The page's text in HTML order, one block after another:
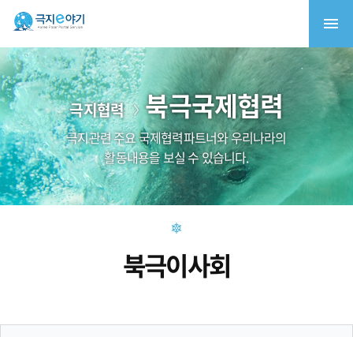
극지협력 북극국제협력
극지관련 주요 국제협력파트너와 우리나라의
활동내용을 보실 수 있습니다.
북극이사회